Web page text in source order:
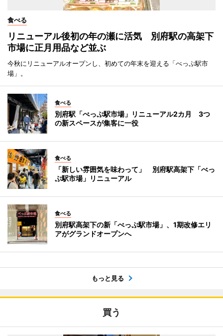
食べる
リニューアル後初の年の瀬に活気 別府駅の高架下
市場に正月用品など並ぶ
今秋にリニューアルオープンし、初めての年末を迎える「べっぷ駅市
場」。
食べる
別府駅「べっぷ駅市場」リニューアル2カ月 3つ
の新スペースが集客に一役
食べる
「新しい雰囲気を味わって」 別府駅高架下「べっ
ぷ駅市場」リニューアル
食べる
別府駅高架下の新「べっぷ駅市場」、1期改修エリ
アがグランドオープンへ
もっと見る
買う